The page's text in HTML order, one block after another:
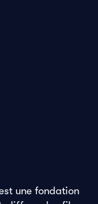
une fondation